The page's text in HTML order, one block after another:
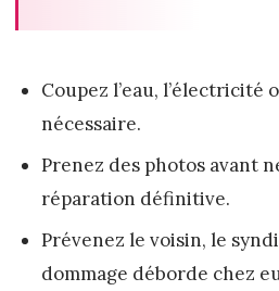
Coupez l’eau, l’électricité
nécessaire.
Prenez des photos avant
réparation définitive.
Prévenez le voisin, le
dommage déborde chez